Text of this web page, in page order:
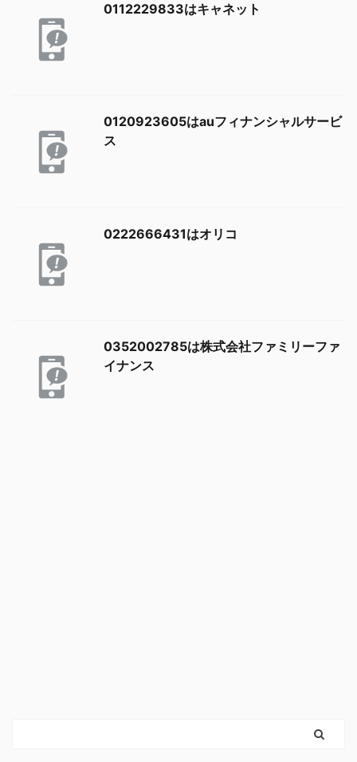
0112229833はキャネット
0120923605はauフィナンシャルサービ
ス
0222666431はオリコ
0352002785は株式会社ファミリーファ
イナンス